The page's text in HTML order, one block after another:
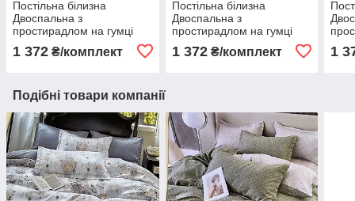
Постільна білизна
Двоспальна з
простирадлом на гумці
постільної білизни
1 372 ₴/комплект
Постільна білизна
Двоспальна з
простирадлом на гумці
160х200+20 см Комплект
постільної білизни
1 372₴/комплект 1
Подібні товари компанії